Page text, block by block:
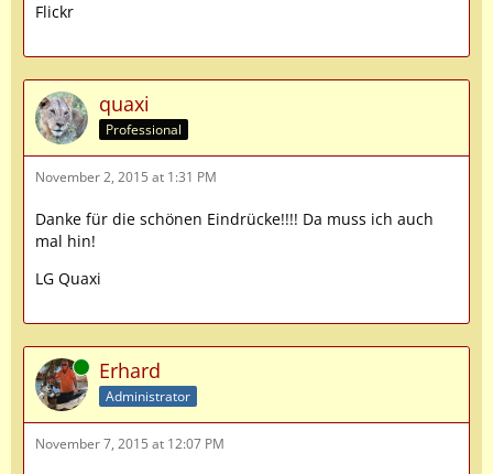
Flickr
quaxi
Professional
November 2, 2015 at 1:31 PM
Danke für die schönen Eindrücke!!!! Da muss ich auch
mal hin!
LG Quaxi
Online Erhard
Administrator
November 7, 2015 at 12:07 PM